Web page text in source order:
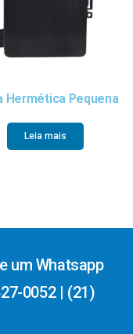
Hermética Pequena
Leia mais
um Whatsapp
0052 | (21)